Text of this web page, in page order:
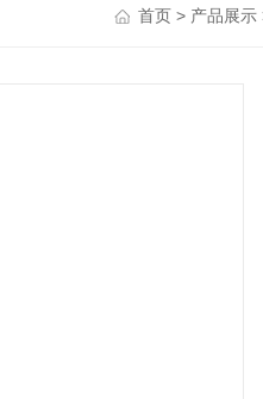
首页 > 产品展示